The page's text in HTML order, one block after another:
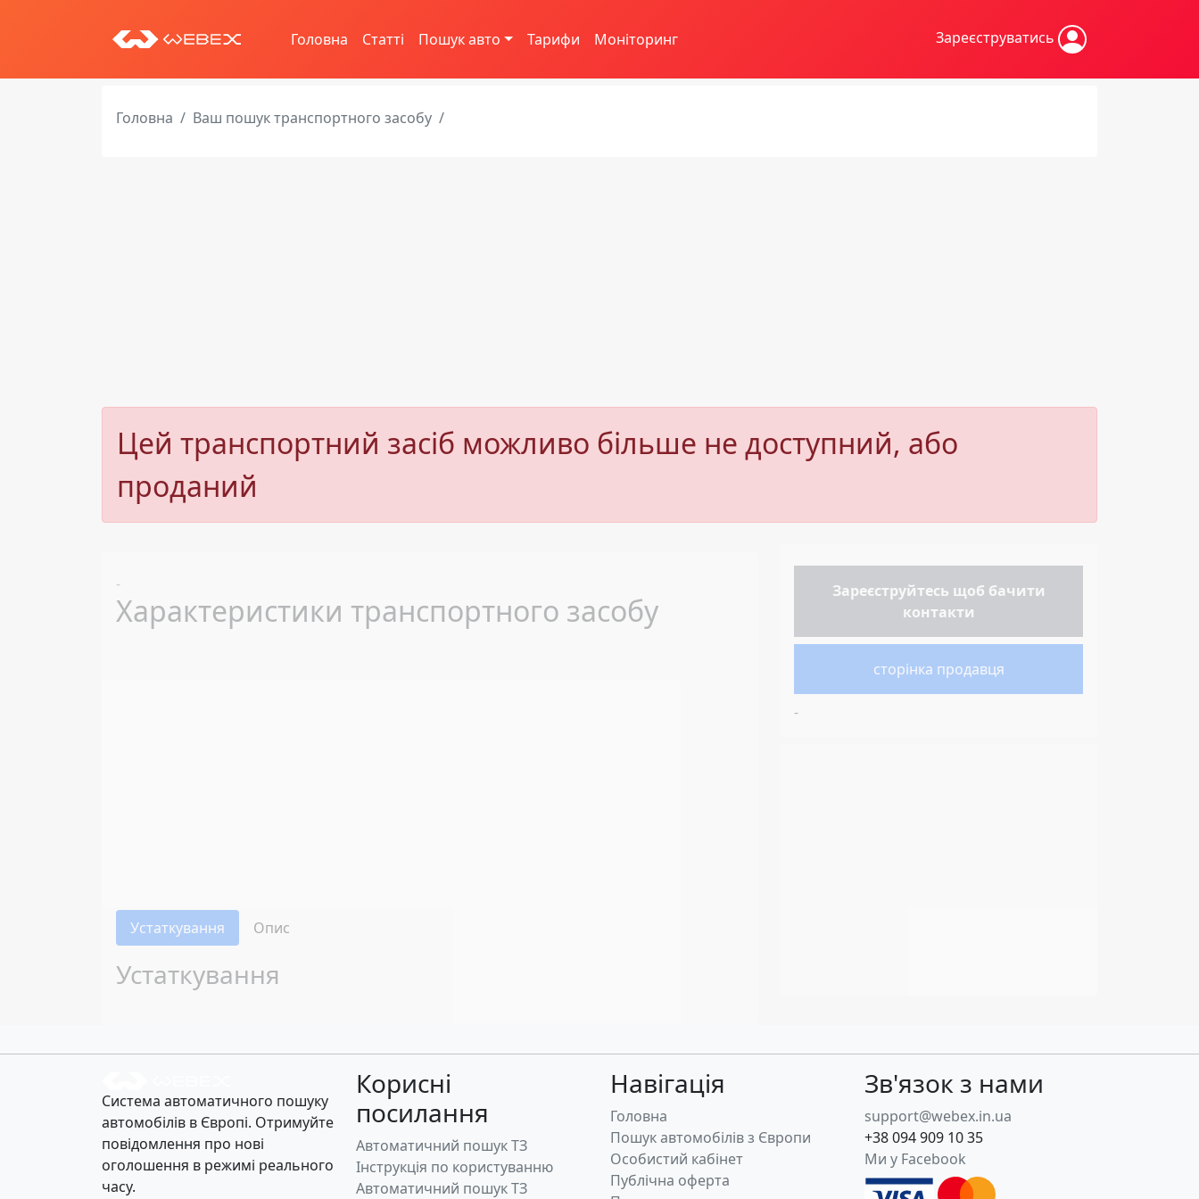
Головна Статті Пошук авто Тарифи Моніторинг Зареєструватись
Головна Ваш пошук транспортного засобу
Цей транспортний засіб можливо більше не доступний, або
проданий
-
Характеристики транспортного засобу
Устаткування Опис
Устаткування
Зареєструйтесь щоб бачити
контакти
сторінка продавця
-
Система автоматичного пошуку
автомобілів в Європі. Отримуйте
повідомлення про нові
оголошення в режимі реального
часу.
Корисні
посилання
Автоматичний пошук ТЗ
Інструкція по користуванню
Автоматичний пошук ТЗ
Навігація
Головна
Пошук автомобілів з Європи
Особистий кабінет
Публічна оферта
Зв'язок з нами
support@webex.in.ua
+38 094 909 10 35
Ми у Facebook